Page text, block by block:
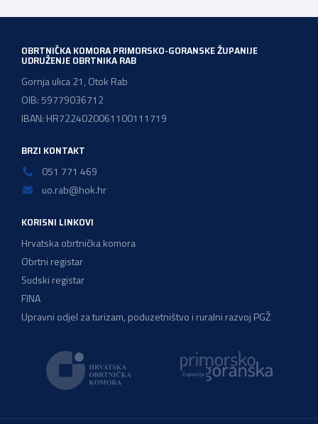
OBRTNIČKA KOMORA PRIMORSKO-GORANSKE ŽUPANIJE
UDRUŽENJE OBRTNIKA RAB
Gornja ulica 21, Otok Rab
OIB: 59779036712
IBAN: HR7224020061100111719
BRZI KONTAKT
051 771 469
uo.rab@hok.hr
KORISNI LINKOVI
Hrvatska obrtnička komora
Obrtni registar
Sudski registar
FINA
Upravni odjel za turizam, poduzetništvo i ruralni razvoj PGŽ